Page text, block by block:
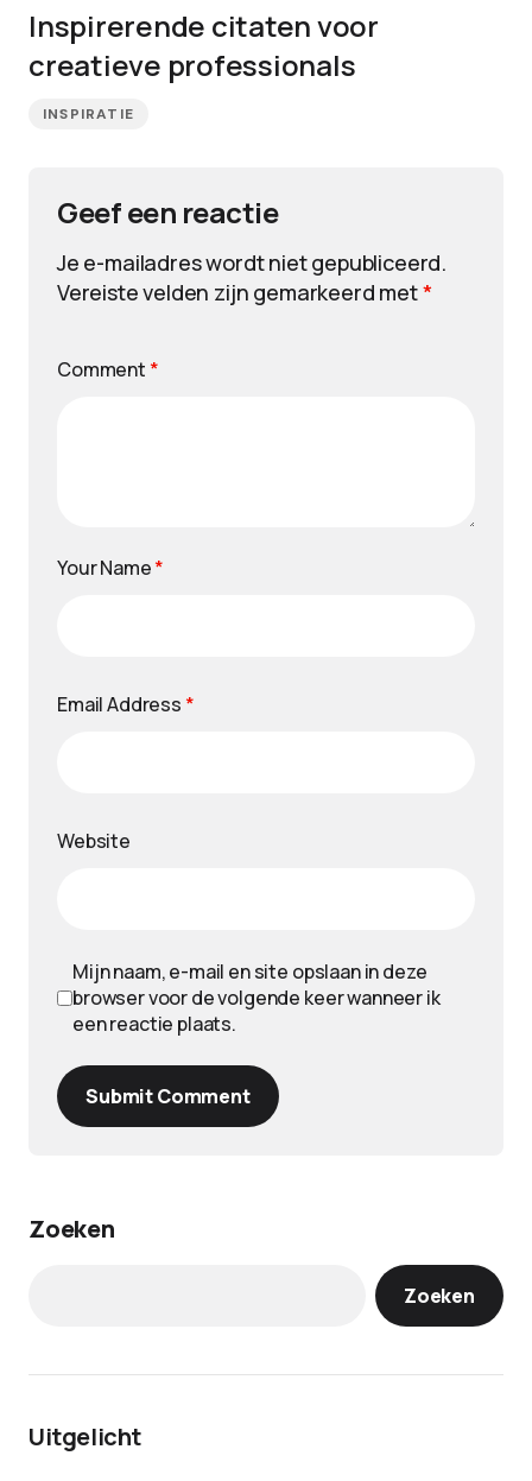
Inspirerende citaten voor
creatieve professionals
INSPIRATIE
Geef een reactie
Je e-mailadres wordt niet gepubliceerd.
Vereiste velden zijn gemarkeerd met*
Comment *
Your Name*
Email Address *
Website
Mijn naam, e-mail en site opslaan in deze
browser voor de volgende keer wanneer ik
een reactie plaats.
Submit Comment
Zoeken
Zoeken
Uitgelicht